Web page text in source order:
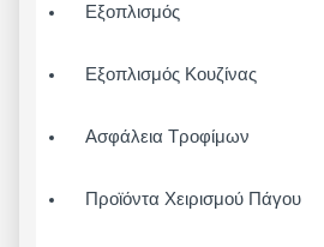
Εξοπλισμός
Εξοπλισμός Κουζίνας
Ασφάλεια Τροφίμων
Προϊόντα Χειρισμού Πάγου